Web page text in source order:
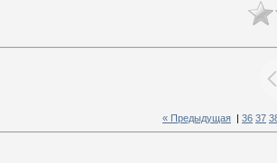
« Предыдущая 36 37